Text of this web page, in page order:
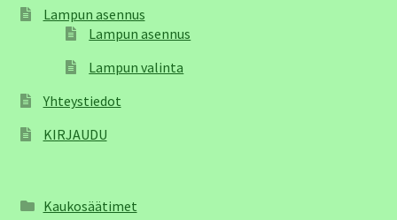
Lampun asennus
Lampun asennus
Lampun valinta
Yhteystiedot
KIRJAUDU
Kaukosäätimet